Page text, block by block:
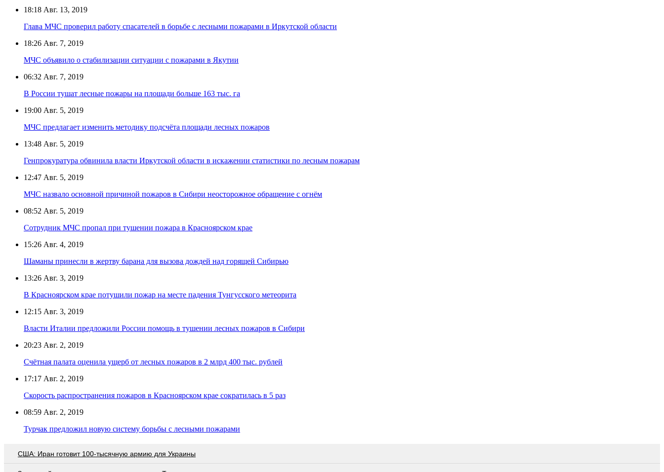
18:18 Авг. 13, 2019
Глава МЧС проверил работу спасателей в борьбе с лесными пожарами в Иркутской области
18:26 Авг. 7, 2019
МЧС объявило о стабилизации ситуации с пожарами в Якутии
06:32 Авг. 7, 2019
В России тушат лесные пожары на площади больше 163 тыс. га
19:00 Авг. 5, 2019
МЧС предлагает изменить методику подсчёта площади лесных пожаров
13:48 Авг. 5, 2019
Генпрокуратура обвинила власти Иркутской области в искажении статистики по лесным пожарам
12:47 Авг. 5, 2019
МЧС назвало основной причиной пожаров в Сибири неосторожное обращение с огнём
08:52 Авг. 5, 2019
Сотрудник МЧС пропал при тушении пожара в Красноярском крае
15:26 Авг. 4, 2019
Шаманы принесли в жертву барана для вызова дождей над горящей Сибирью
13:26 Авг. 3, 2019
В Красноярском крае потушили пожар на месте падения Тунгусского метеорита
12:15 Авг. 3, 2019
Власти Италии предложили России помощь в тушении лесных пожаров в Сибири
20:23 Авг. 2, 2019
Счётная палата оценила ущерб от лесных пожаров в 2 млрд 400 тыс. рублей
17:17 Авг. 2, 2019
Скорость распространения пожаров в Красноярском крае сократилась в 5 раз
08:59 Авг. 2, 2019
Турчак предложил новую систему борьбы с лесными пожарами
США: Иран готовит 100-тысячную армию для Украины